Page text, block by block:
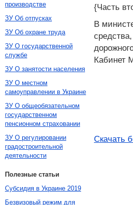
{Часть
В
Кабинет
Скачать
производстве
ЗУ Об отпусках
ЗУ Об охране труда
ЗУ О государственной
службе
ЗУ О занятости населения
ЗУ О местном
самоуправлении в Украине
ЗУ О общеобязательном
государственном
пенсионном страховании
ЗУ О регулировании
градостроительной
деятельности
Полезные статьи
Субсидия в Украине 2019
Безвизовый режим для